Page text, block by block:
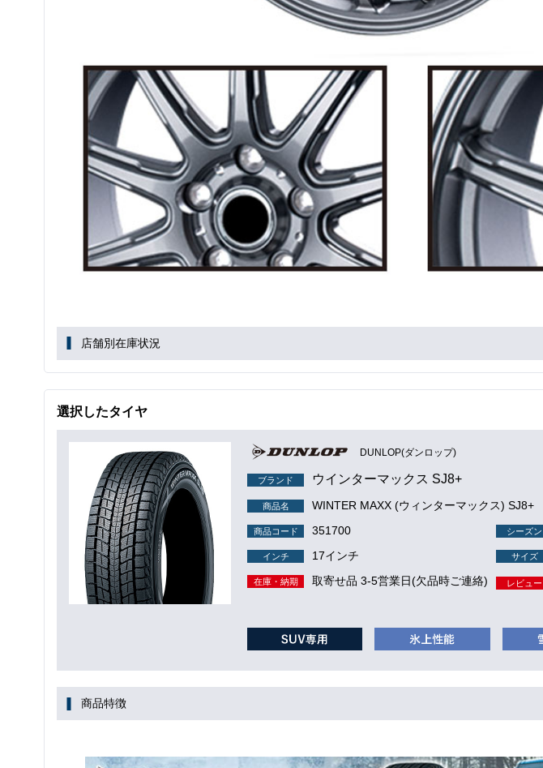
店舗別在庫状況
選択したタイヤ
DUNLOP(ダンロップ)
ブランド ウインターマックス SJ8+
商品名 WINTER MAXX (ウィンターマックス) SJ8+
商品コード 351700 シーズン
インチ 17インチ サイズ
在庫・納期 取寄せ品 3-5営業日(欠品時ご連絡) レビュー
商品特徴